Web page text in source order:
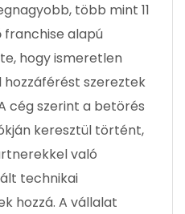
több mint 11
alapú
hogy ismeretlen
szereztek
cég szerint a betörés
keresztül történt,
való
technikai
hozzá. A vállalat